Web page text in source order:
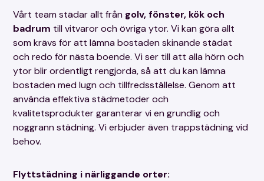
Vårt team städar allt från golv, fönster, kök och
badrum till vitvaror och övriga ytor. Vi kan göra allt
som krävs för att lämna bostaden skinande städat
och redo för nästa boende. Vi ser till att alla hörn och
ytor blir ordentligt rengjorda, så att du kan lämna
bostaden med lugn och tillfredsställelse. Genom att
använda effektiva städmetoder och
kvalitetsprodukter garanterar vi en grundlig och
noggrann städning. Vi erbjuder även trappstädning vid
behov.
Flyttstädning i närliggande orter: